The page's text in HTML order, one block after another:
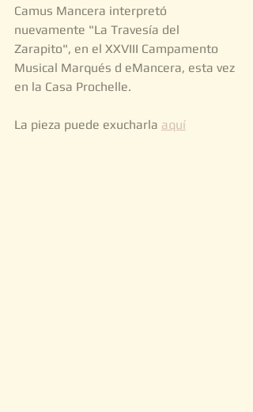
Camus Mancera interpretó
nuevamente "La Travesía del
Zarapito", en el XXVIII Campamento
Musical Marqués d eMancera, esta vez
en la Casa Prochelle.
La pieza puede exucharla aquí